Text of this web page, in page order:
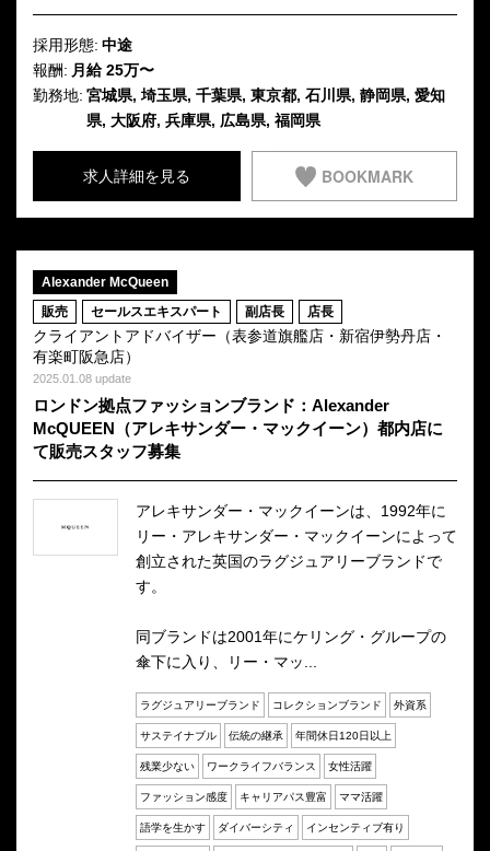
採用形態: 中途
報酬: 月給 25万〜
勤務地: 宮城県, 埼玉県, 千葉県, 東京都, 石川県, 静岡県, 愛知
県, 大阪府, 兵庫県, 広島県, 福岡県
求人詳細を見る BOOKMARK
Alexander McQueen
販売
セールスエキスパート 副店長 店長
クライアントアドバイザー（表参道旗艦店・新宿伊勢丹店・
有楽町阪急店）
2025.01.08 update
ロンドン拠点ファッションブランド：Alexander
McQUEEN（アレキサンダー・マックイーン）都内店に
て販売スタッフ募集
アレキサンダー・マックイーンは、1992年に
リー・アレキサンダー・マックイーンによって
創立された英国のラグジュアリーブランドで
す。
同ブランドは2001年にケリング・グループの
傘下に入り、リー・マッ...
ラグジュアリーブランド コレクションブランド 外資系
サステイナブル 伝統の継承 年間休日120日以上
残業少ない ワークライフバランス 女性活躍
ファッション感度 キャリアパス豊富 ママ活躍
語学を生かす ダイバーシティ インセンティブ有り